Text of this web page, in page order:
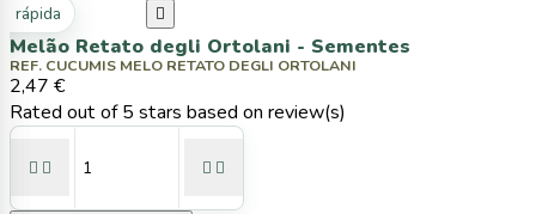
rápida 
Melão Retato degli Ortolani - Sementes
REF. CUCUMIS MELO RETATO DEGLI ORTOLANI
2,47 €
Rated out of 5 stars based on review(s)
   